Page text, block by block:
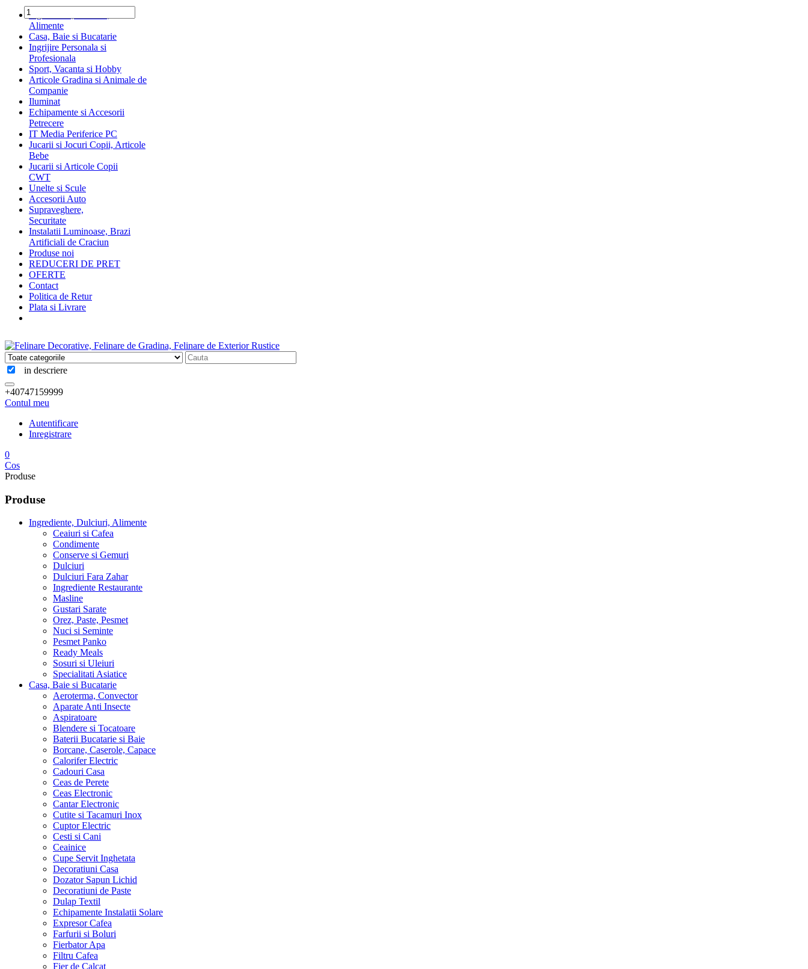
Ingrediente, Dulciuri,
Alimente
Casa, Baie si Bucatarie
Ingrijire Personala si
Profesionala
Sport, Vacanta si Hobby
Articole Gradina si Animale de
Companie
Iluminat
Echipamente si Accesorii
Petrecere
IT Media Periferice PC
Jucarii si Jocuri Copii, Articole
Bebe
Jucarii si Articole Copii
CWT
Unelte si Scule
Accesorii Auto
Supraveghere,
Securitate
Instalatii Luminoase, Brazi
Artificiali de Craciun
Produse noi
REDUCERI DE PRET
OFERTE
Contact
Politica de Retur
Plata si Livrare
in descriere
+40747159999
Contul meu
Autentificare
Inregistrare
0
Cos
Produse
Produse
Ingrediente, Dulciuri, Alimente
Ceaiuri si Cafea
Condimente
Conserve si Gemuri
Dulciuri
Dulciuri Fara Zahar
Ingrediente Restaurante
Masline
Gustari Sarate
Orez, Paste, Pesmet
Nuci si Seminte
Pesmet Panko
Ready Meals
Sosuri si Uleiuri
Specialitati Asiatice
Casa, Baie si Bucatarie
Aeroterma, Convector
Aparate Anti Insecte
Aspiratoare
Blendere si Tocatoare
Baterii Bucatarie si Baie
Borcane, Caserole, Capace
Calorifer Electric
Cadouri Casa
Ceas de Perete
Ceas Electronic
Cantar Electronic
Cutite si Tacamuri Inox
Cuptor Electric
Cesti si Cani
Ceainice
Cupe Servit Inghetata
Decoratiuni Casa
Dozator Sapun Lichid
Decoratiuni de Paste
Dulap Textil
Echipamente Instalatii Solare
Expresor Cafea
Farfurii si Boluri
Fierbator Apa
Filtru Cafea
Fier de Calcat